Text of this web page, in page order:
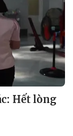
Hết lòng